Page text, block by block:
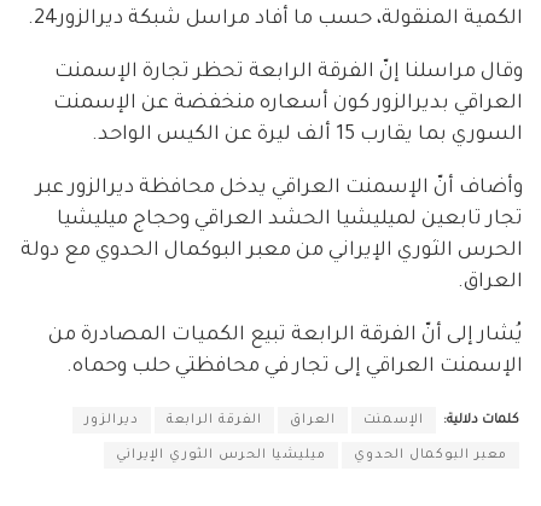
الكمية المنقولة، حسب ما أفاد مراسل شبكة ديرالزور24.
وقال مراسلنا إنّ الفرقة الرابعة تحظر تجارة الإسمنت
العراقي بديرالزور كون أسعاره منخفضة عن الإسمنت
السوري بما يقارب 15 ألف ليرة عن الكيس الواحد.
وأضاف أنّ الإسمنت العراقي يدخل محافظة ديرالزور عبر
تجار تابعين لميليشيا الحشد العراقي وحجاج ميليشيا
الحرس الثوري الإيراني من معبر البوكمال الحدوي مع دولة
العراق.
يُشار إلى أنّ الفرقة الرابعة تبيع الكميات المصادرة من
الإسمنت العراقي إلى تجار في محافظتي حلب وحماه.
كلمات دلالية: الإسمنت العراق الفرقة الرابعة ديرالزور
معبر البوكمال الحدوي ميليشيا الحرس الثوري الإيراني